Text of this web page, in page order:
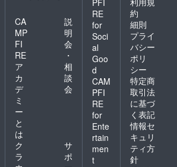
CA
MP
FI
RE
ア
カ
デ
ミ
ー
と
は
説
明
会
・
相
談
会
ク
ラ
サ
ポ
RE
for
Soci
al
Goo
d
CAM
PFI
RE
for
Ente
rtain
men
t
約
細則
プライ
バシー
ポリ
シー
特定商
取引法
に基づ
く表記
情報セ
キュリ
ティ方
針